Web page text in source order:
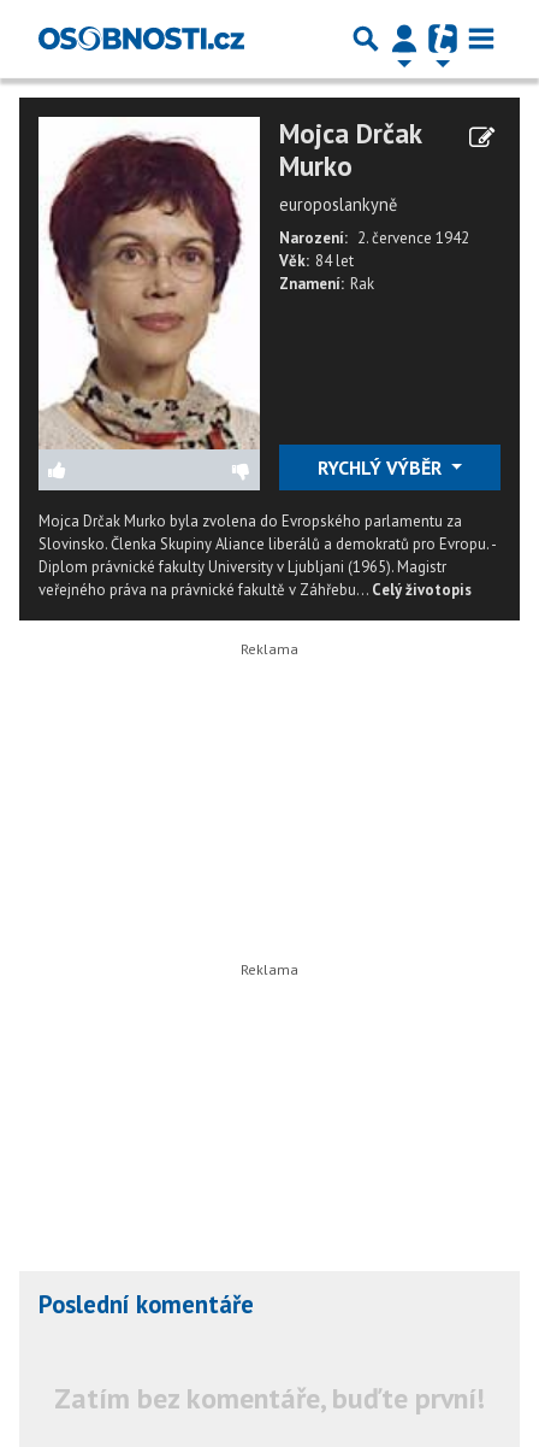
Mojca Drčak
Murko
europoslankyně
Narození: 2. července 1942
Věk: 84 let
Znamení: Rak
RYCHLÝ VÝBĚR
Mojca Drčak Murko byla zvolena do Evropského parlamentu za
Slovinsko. Členka Skupiny Aliance liberálů a demokratů pro Evropu. -
Diplom právnické fakulty University v Ljubljani (1965). Magistr
veřejného práva na právnické fakultě v Záhřebu... Celý životopis
Poslední komentáře
Zatím bez komentáře, buďte první!